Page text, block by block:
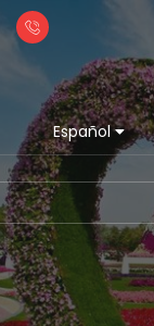
Español